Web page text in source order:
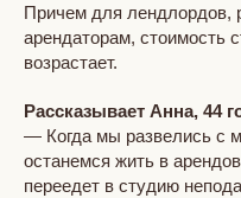
Причем для лендлордов,
арендаторам, стоимость
возрастает.
Рассказывает Анна, 44
— Когда мы развелись с
останемся жить в
переедет в студию